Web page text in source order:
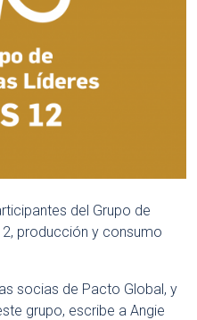
del Grupo de
producción y consumo
socias de Pacto Global, y
grupo, escribe a Angie